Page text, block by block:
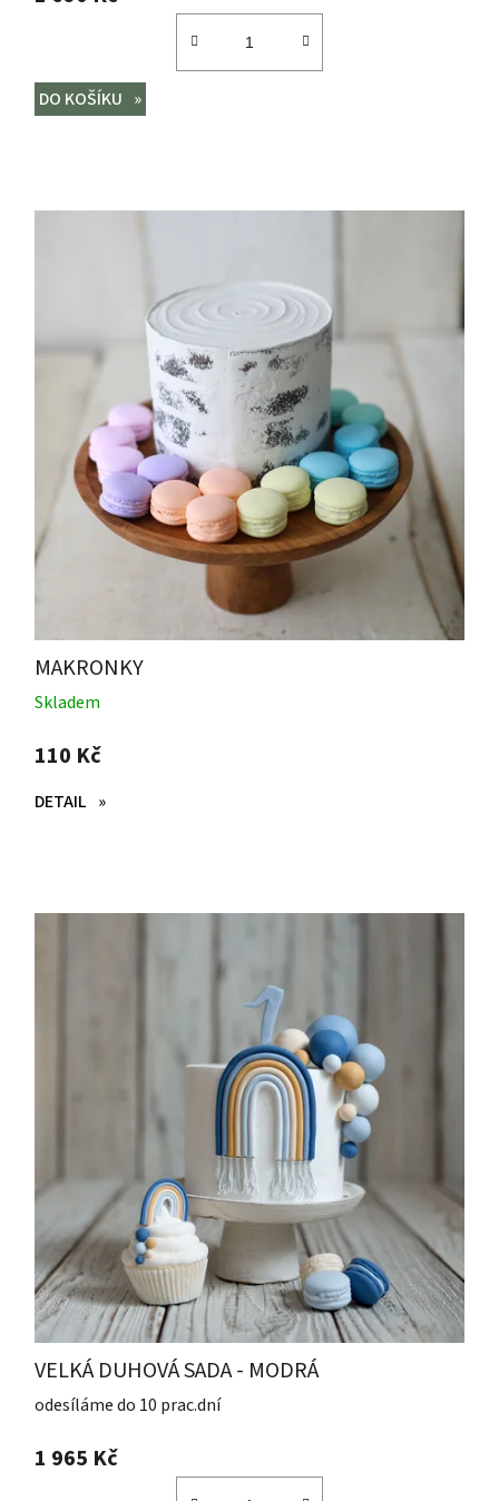
DO KOŠÍKU
MAKRONKY
Skladem
110 Kč
DETAIL
VELKÁ DUHOVÁ SADA - MODRÁ
odesíláme do 10 prac.dní
1 965 Kč